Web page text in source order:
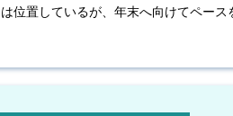
は位置しているが、年末へ向けてペース